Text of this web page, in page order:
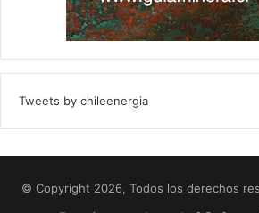
Tweets by chileenergia
© Copyright 2026, Todos los derechos